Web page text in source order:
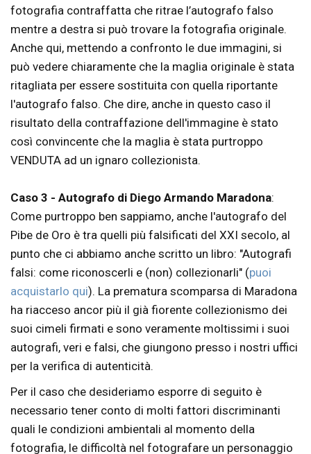
fotografia contraffatta che ritrae l’autografo falso
mentre a destra si può trovare la fotografia originale.
Anche qui, mettendo a confronto le due immagini, si
può vedere chiaramente che la maglia originale è stata
ritagliata per essere sostituita con quella riportante
l'autografo falso. Che dire, anche in questo caso il
risultato della contraffazione dell'immagine è stato
così convincente che la maglia è stata purtroppo
VENDUTA ad un ignaro collezionista.
Caso 3 - Autografo di Diego Armando Maradona:
Come purtroppo ben sappiamo, anche l'autografo del
Pibe de Oro è tra quelli più falsificati del XXI secolo, al
punto che ci abbiamo anche scritto un libro: "Autografi
falsi: come riconoscerli e (non) collezionarli" (puoi
acquistarlo qui). La prematura scomparsa di Maradona
ha riacceso ancor più il già fiorente collezionismo dei
suoi cimeli firmati e sono veramente moltissimi i suoi
autografi, veri e falsi, che giungono presso i nostri uffici
per la verifica di autenticità.
Per il caso che desideriamo esporre di seguito è
necessario tener conto di molti fattori discriminanti
quali le condizioni ambientali al momento della
fotografia, le difficoltà nel fotografare un personaggio